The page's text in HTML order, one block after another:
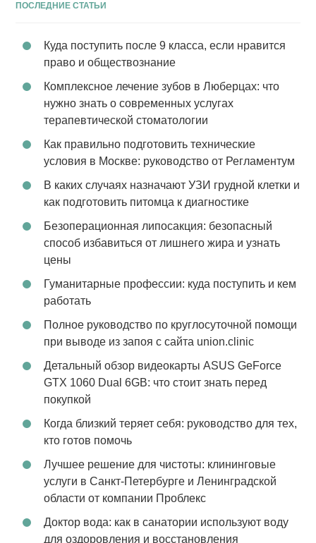
ПОСЛЕДНИЕ СТАТЬИ
Куда поступить после 9 класса, если нравится
право и обществознание
Комплексное лечение зубов в Люберцах: что
нужно знать о современных услугах
терапевтической стоматологии
Как правильно подготовить технические
условия в Москве: руководство от Регламентум
В каких случаях назначают УЗИ грудной клетки и
как подготовить питомца к диагностике
Безоперационная липосакция: безопасный
способ избавиться от лишнего жира и узнать
цены
Гуманитарные профессии: куда поступить и кем
работать
Полное руководство по круглосуточной помощи
при выводе из запоя с сайта union.clinic
Детальный обзор видеокарты ASUS GeForce
GTX 1060 Dual 6GB: что стоит знать перед
покупкой
Когда близкий теряет себя: руководство для тех,
кто готов помочь
Лучшее решение для чистоты: клининговые
услуги в Санкт-Петербурге и Ленинградской
области от компании Проблекс
Доктор вода: как в санатории используют воду
для оздоровления и восстановления